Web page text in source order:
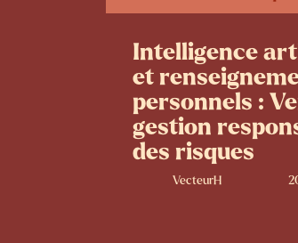
Intelligence
et
personnels :
gestion
des risques
VecteurH